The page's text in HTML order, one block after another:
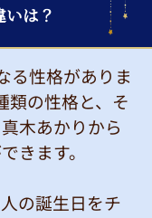
は？
る性格がありま
類の性格と、そ
木あかりから
きます。
の誕生日をチ